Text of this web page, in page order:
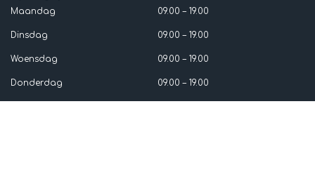
Maandag
09.00 – 19.00
Dinsdag 09.00 – 19.00
Woensdag 09.00 – 19.00
Donderdag 09.00 – 19.00